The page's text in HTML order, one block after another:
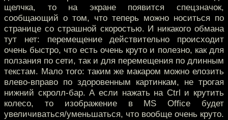
щелчка, то на экране появится спецзначок,
сообщающий о том, что теперь можно носиться по
странице со страшной скоростью. И никакого обмана
тут нет: перемещение действительно происходит
очень быстро, что есть очень круто и полезно, как для
ползания по сети, так и для перемещения по длинным
текстам. Мало того: таким же макаром можно елозить
влево-вправо по здоровенным картинкам, не трогая
нижний скролл-бар. А если нажать на Ctrl и крутить
колесо, то изображение в MS Office будет
увеличиваться/уменьшаться, что вообще очень круто.